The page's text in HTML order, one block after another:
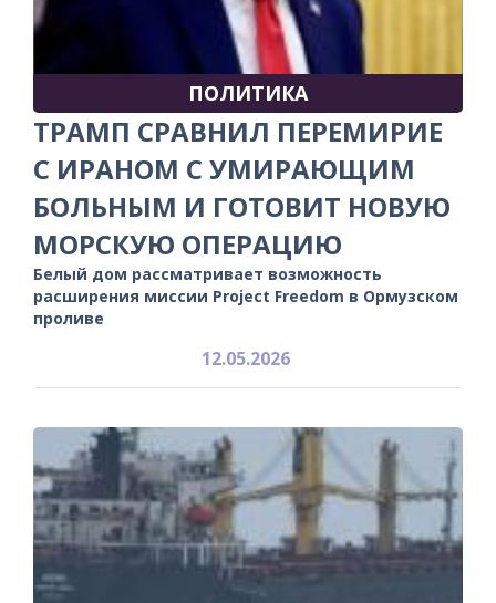
ПОЛИТИКА
ТРАМП СРАВНИЛ ПЕРЕМИРИЕ
С ИРАНОМ С УМИРАЮЩИМ
БОЛЬНЫМ И ГОТОВИТ НОВУЮ
МОРСКУЮ ОПЕРАЦИЮ
Белый дом рассматривает возможность
расширения миссии Project Freedom в Ормузском
проливе
12.05.2026